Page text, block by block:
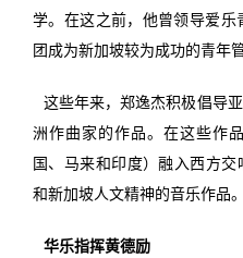
学。在这之前，他曾领导爱乐
团成为新加坡较为成功的青年
这些年来，郑逸杰积极倡导
洲作曲家的作品。在这些作
国、马来和印度）融入西方
和新加坡人文精神的音乐作品。
华乐指挥黄德励